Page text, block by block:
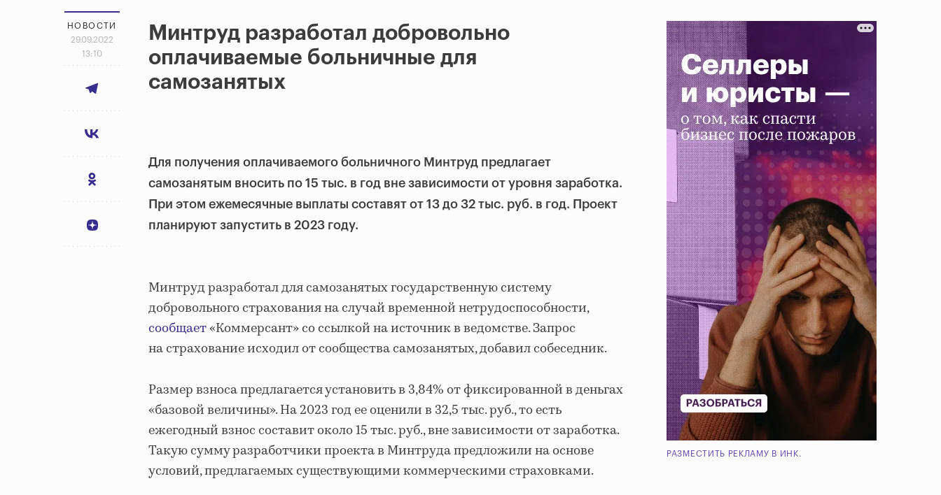
НОВОСТИ
29.09.2022
13:10
Минтруд разработал добровольно
оплачиваемые больничные для
самозанятых
Для получения оплачиваемого больничного Минтруд предлагает
самозанятым вносить по 15 тыс. в год вне зависимости от уровня заработка.
При этом ежемесячные выплаты составят от 13 до 32 тыс. руб. в год. Проект
планируют запустить в 2023 году.
Минтруд разработал для самозанятых государственную систему
добровольного страхования на случай временной нетрудоспособности,
сообщает«Коммерсант» со ссылкой на источник в ведомстве. Запрос
на страхование исходил от сообщества самозанятых, добавил собеседник.
Размер взноса предлагается установить в 3,84% от фиксированной в деньгах
«базовой величины». На 2023 год ее оценили в 32,5 тыс. руб., то есть
ежегодный взнос составит около 15 тыс. руб., вне зависимости от заработка.
Такую сумму разработчики проекта в Минтруда предложили на основе
условий, предлагаемых существующими коммерческими страховками.
РАЗМЕСТИТЬ РЕКЛАМУ В ИНК.